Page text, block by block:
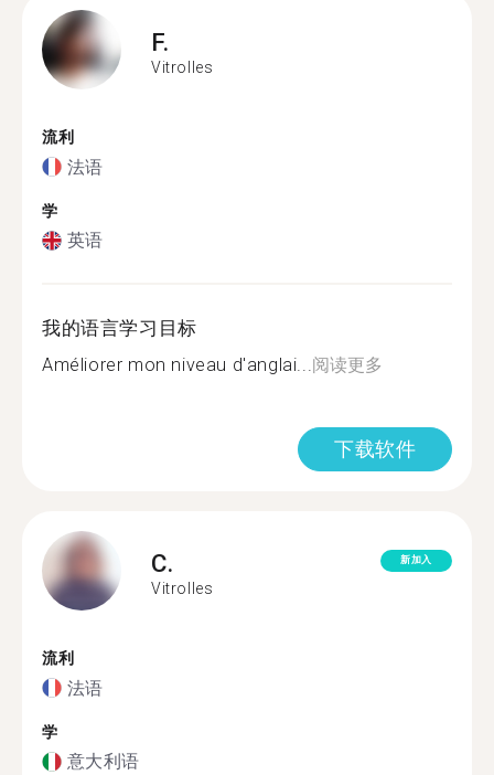
F.
Vitrolles
流利
法语
学
英语
我的语言学习目标
Améliorer mon niveau d'anglai...阅读更多
下载软件
C.
Vitrolles
新加入
流利
法语
学
意大利语